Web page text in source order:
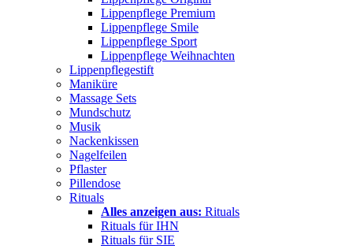
Lippenpflege Premium
Lippenpflege Smile
Lippenpflege Sport
Lippenpflege Weihnachten
Lippenpflegestift
Maniküre
Massage Sets
Mundschutz
Musik
Nackenkissen
Nagelfeilen
Pflaster
Pillendose
Rituals
Alles anzeigen aus: Rituals
Rituals für IHN
Rituals für SIE